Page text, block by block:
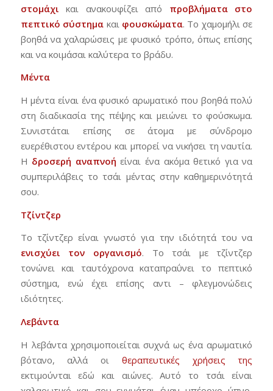
στομάχι και ανακουφίζει από προβλήματα
στο
πεπτικό σύστημα και φουσκώματα. Το χαμομήλι σε
βοηθά να χαλαρώσεις με φυσικό τρόπο, όπως επίσης
και να κοιμάσαι καλύτερα το βράδυ.
Μέντα
Η μέντα είναι ένα φυσικό αρωματικό που βοηθά πολύ
στη διαδικασία της πέψης και μειώνει το φούσκωμα.
Συνιστάται επίσης σε άτομα με σύνδρομο
ευερέθιστου εντέρου και μπορεί να νικήσει τη ναυτία.
Η δροσερή αναπνοή είναι ένα ακόμα θετικό για να
συμπεριλάβεις το τσάι μέντας στην καθημερινότητά
σου.
Τζίντζερ
Το τζίντζερ είναι γνωστό για την ιδιότητά του να
ενισχύει
τον οργανισμό. Το τσάι με τζίντζερ
τονώνει και ταυτόχρονα καταπραΰνει το πεπτικό
σύστημα, ενώ έχει επίσης αντι – φλεγμονώδεις
ιδιότητες.
Λεβάντα
Η λεβάντα χρησιμοποιείται συχνά ως ένα αρωματικό
βότανο, αλλά οι
θεραπευτικές χρήσεις της
εκτιμούνται εδώ και αιώνες. Αυτό το τσάι είναι